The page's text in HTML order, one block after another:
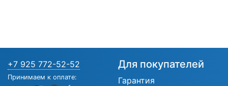
+7 925 772-52-52
Принимаем к оплате:
Для покупателей
Гарантия